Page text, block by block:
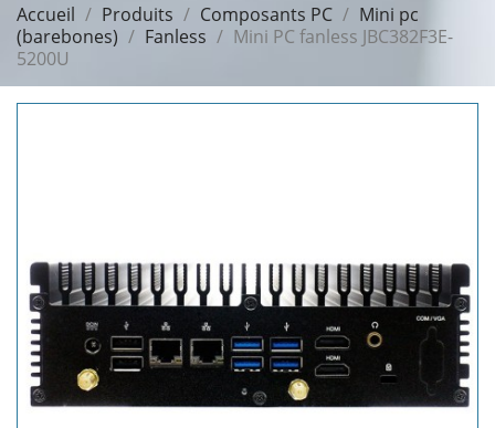
Accueil Produits Composants PC
Mini pc
(barebones)
Fanless
Mini PC fanless JBC382F3E-
5200U